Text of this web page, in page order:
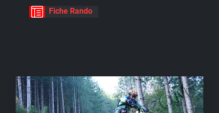
Fiche Rando